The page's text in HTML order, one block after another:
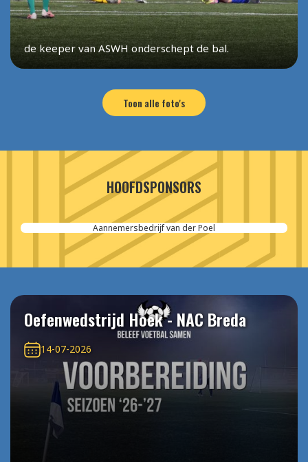
de keeper van ASWH onderschept de bal.
Toon alle foto's
HOOFDSPONSORS
Aannemersbedrijf van der Poel
Oefenwedstrijd Hoek - NAC Breda
14-07-2026